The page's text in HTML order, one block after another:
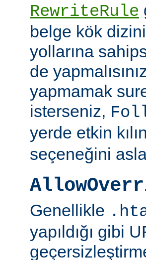
RewriteRule
belge kök
yollarına
de
yapmamak
isterseniz,
yerde etkin
seçeneğini
Genellikle
yapıldığı gibi